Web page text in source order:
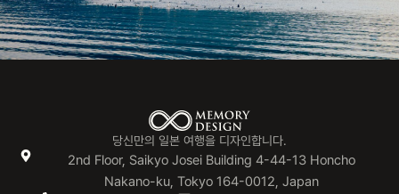
당신만의 일본 여행을 디자인합니다.
2nd Floor, Saikyo Josei Building 4-44-13 Honcho
Nakano-ku, Tokyo 164-0012, Japan